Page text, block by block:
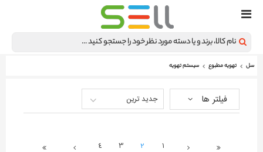
سل تهویه مطبوع سیستم تهویه
فیلتر ها جدید ترین
1
2
3
4